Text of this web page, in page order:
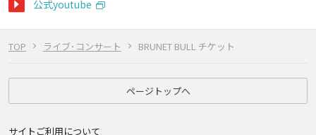
TOP ライブ･コンサート BRUNET BULL チケット
公式youtube
ページトップへ
サイトご利用について